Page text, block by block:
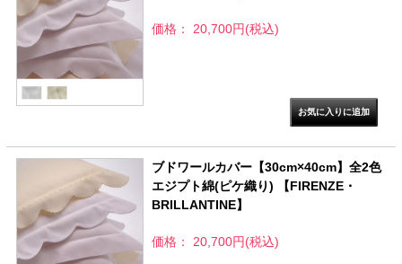
価格： 20,700円(税込)
ブドワールカバー【30cm×40cm】全2色
エジプト綿(ピケ織り) 【FIRENZE・
BRILLANTINE】
価格： 20,700円(税込)